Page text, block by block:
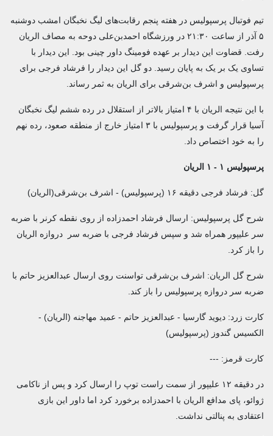
تیم فوتبال پرسپولیس در هفته پنجم رقابت‌های لیگ نخبگان امشب دوشنبه
۵ آذر از ساعت ۲۱:۳۰ در ورزشگاه احمدبن‌علی دوحه به مصاف الریان
رفت. قضاوت این دیدار بر عهده فومینگ داور چینی بود. این دیدار با
تساوی یک بر یک به پایان رسید. دو گل این دیدار را فرشاد فرجی برای
پرسپولیس و اشرف بن‌شرقی برای الریان به ثمر رساند.
با این نتیجه الریان با ۴ امتیاز بالاتر از استقلال در رده ششم لیگ نخبگان
آسیا قرار گرفت و پرسپولیس با ۳ امتیاز خارج از منطقه صعود، رده نهم
را به خود اختصاص داد.
پرسپولیس ۱ - ۱ الریان
گل: فرشاد فرجی دقیقه ۱۶ (پرسپولیس) - اشرف بن‌شرقی(الریان)
شرح گل پرسپولیس: ارسال فرشاد احمدزاده از روی نقطه کرنر با ضربه
سر علیپور همراه شد و سپس فرشاد فرجی با ضربه سر دروازه الریان
را باز کرد.
شرح گل الریان: اشرف بن‌شرقی تواسنت روی ارسال عبدالعزیز حاتم با
ضربه سر دروازه پرسپولیس را باز کند.
کارت زرد: دیوید گارسیا - عبدالعزیز حاتم - عمید مهاجنه (الریان) -
الکسیس گندوز (پرسپولیس)
کارت قرمز: ---
در دقیقه ۱۲ علیپور از سمت راست توپ را ارسال کرد و پس از ناکامی
ژوائو، پای مدافع الریان با احمدزاده برخورد کرد اما داور این بازی
اعتقادی به پنالتی نداشت.